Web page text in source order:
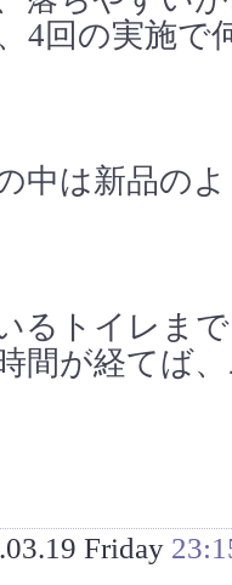
4回の実施で
中は新品の
るトイレま
間が経てば
Friday